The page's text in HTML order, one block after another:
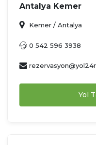
Antalya Kemer
Kemer / Antalya
0 542 596 3938
Yol